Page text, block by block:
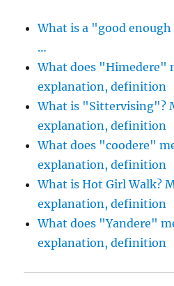
What is a "good
…
What does "Himedere"
explanation, definition
What is "Sittervising"?
explanation, definition
What does "coodere"
explanation, definition
What is Hot Girl Walk?
explanation, definition
What does "Yandere"
explanation, definition